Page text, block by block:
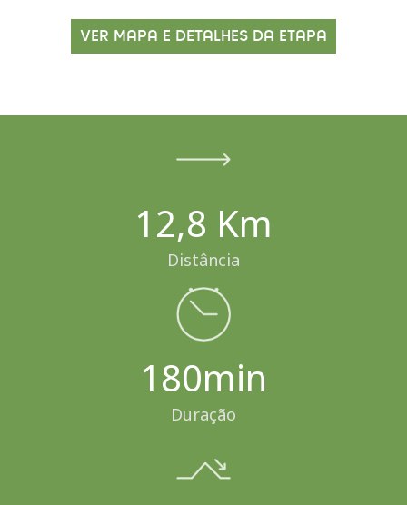
VER MAPA E DETALHES DA ETAPA
12,8 Km
Distância
180min
Duração